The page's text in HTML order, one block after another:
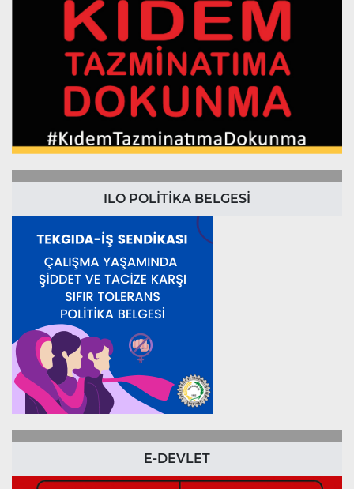
ILO POLİTİKA BELGESİ
E-DEVLET